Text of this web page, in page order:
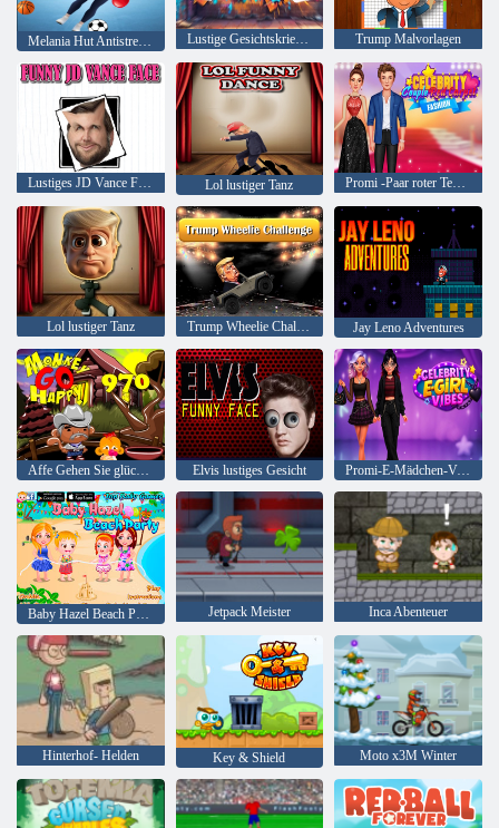
Melania Hut Antistress -Spiel Lustige Gesichtskriege Trump gegen Kim Trump Malvorlagen
Lustiges JD Vance Face Lol lustiger Tanz Promi -Paar roter Teppichmode
Lol lustiger Tanz Trump Wheelie Challenge Jay Leno Adventures
Affe Gehen Sie glücklich 970 Elvis lustiges Gesicht Promi-E-Mädchen-Vibes
Jetpack Meister Inca Abenteuer
Hinterhof- Helden Key & Shield Moto x3M Winter